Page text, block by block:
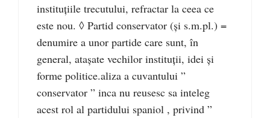
instituțiile trecutului, refractar la ceea ce
este nou. ◊ Partid conservator (și s.m.pl.) =
denumire a unor partide care sunt, în
general, atașate vechilor instituții, idei și
forme politice.aliza a cuvantului ”
conservator ” inca nu reusesc sa inteleg
acest rol al partidului spaniol , privind ”